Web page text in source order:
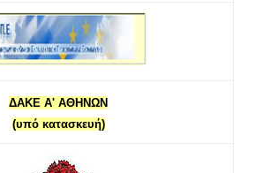
ΔΑΚΕ Α' ΑΘΗΝΩΝ
(υπό κατασκευή)